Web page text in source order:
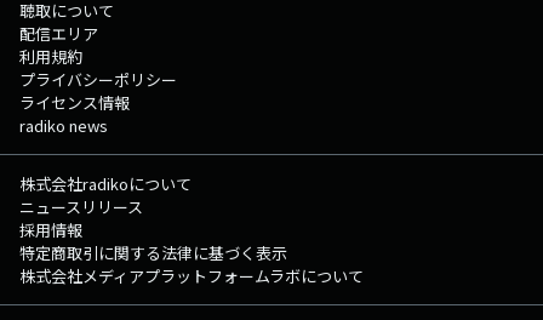
聴取について
配信エリア
利用規約
プライバシーポリシー
ライセンス情報
radiko news
株式会社radikoについて
ニュースリリース
採用情報
特定商取引に関する法律に基づく表示
株式会社メディアプラットフォームラボについて